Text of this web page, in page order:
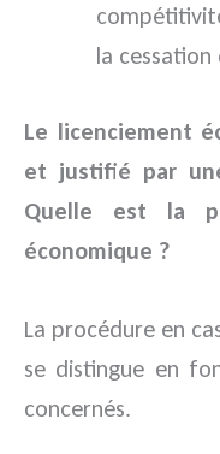
la cessation
Le licenciement
et justifié par
Quelle est la
économique ?
La procédure en
se distingue en
concernés.